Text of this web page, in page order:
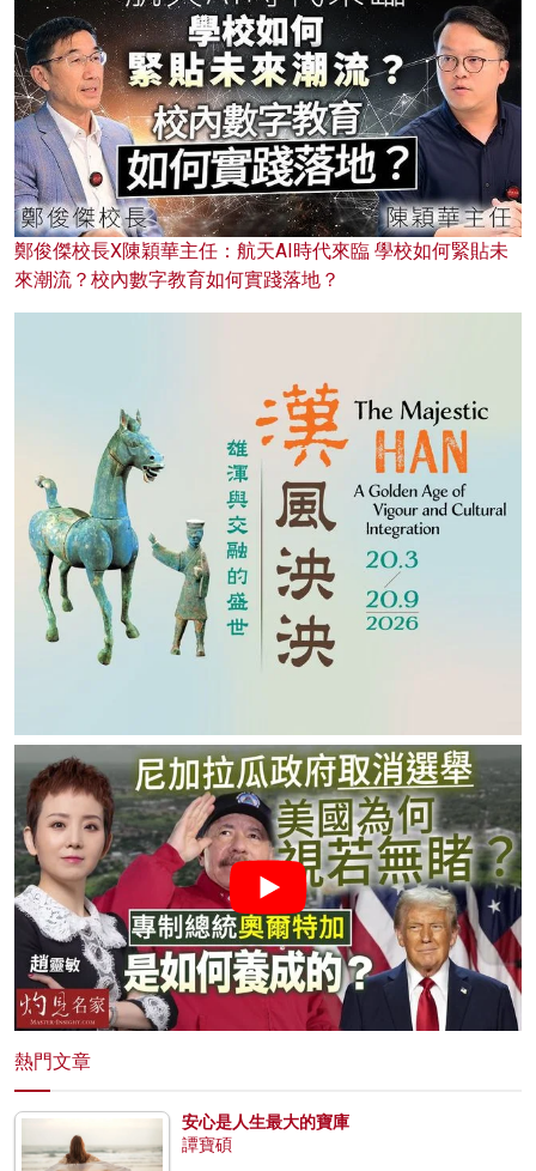
鄭俊傑校長X陳穎華主任：航天AI時代來臨 學校如何緊貼未
來潮流？校內數字教育如何實踐落地？
熱門文章
安心是人生最大的寶庫
譚寶碩